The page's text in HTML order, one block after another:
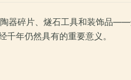
器碎片、燧石工具和装饰品
千年仍然具有的重要意义。